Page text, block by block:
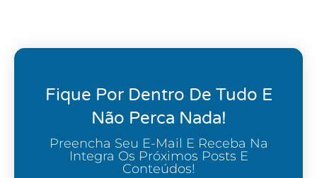
Fique Por Dentro De Tudo E
Não Perca Nada!
Preencha Seu E-Mail E Receba Na
Integra Os Próximos Posts E
Conteúdos!